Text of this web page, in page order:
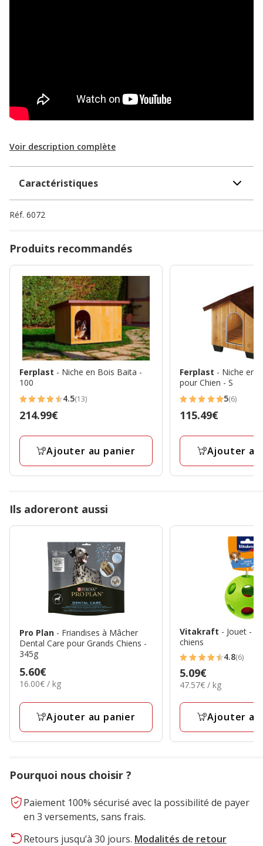
Voir description complète
Caractéristiques
Réf. 6072
Produits recommandés
Ferplast - Niche en Bois Baita -
100
4.5
étoiles
avec
avis
4.5(13)
Prix
214.99€
Ajouter au panier
Ferplast - Niche en
pour Chien - S
5
étoiles
avec
avis
5(6)
Prix
115.49€
Ajouter
Ils adoreront aussi
Pro Plan - Friandises à Mâcher
Dental Care pour Grands Chiens -
345g
Prix
5.60€
5.60€
16.00€
Kg
16.00€ / kg
Ajouter au panier
Vitakraft - Jouet -
chiens
4.8
étoiles
avec
6
4.8(6)
Prix
5.09€
5.09€
47.57€
Kg
47.57€ / kg
Ajouter
Pourquoi nous choisir ?
Paiement 100% sécurisé avec la possibilité de payer
en 3 versements, sans frais.
Retours jusqu’à 30 jours. Modalités de retour